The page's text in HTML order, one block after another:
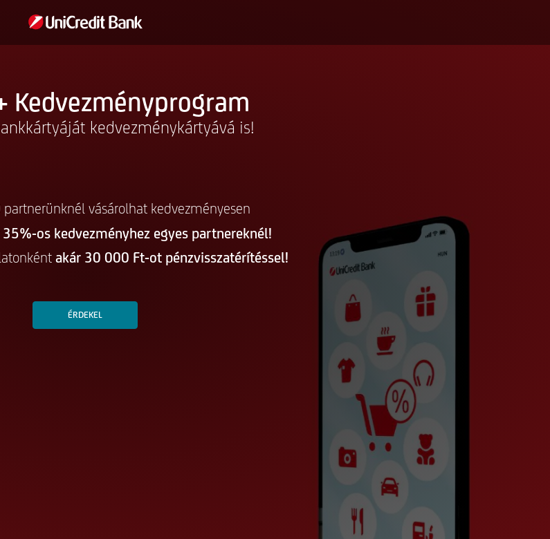
Kedvezményprogram
kedvezménykártyává is!
vásárolhat kedvezményesen
35%-os kedvezményhez egyes partnereknél!
akár 30 000 Ft-ot pénzvisszatérítéssel!
ÉRDEKEL